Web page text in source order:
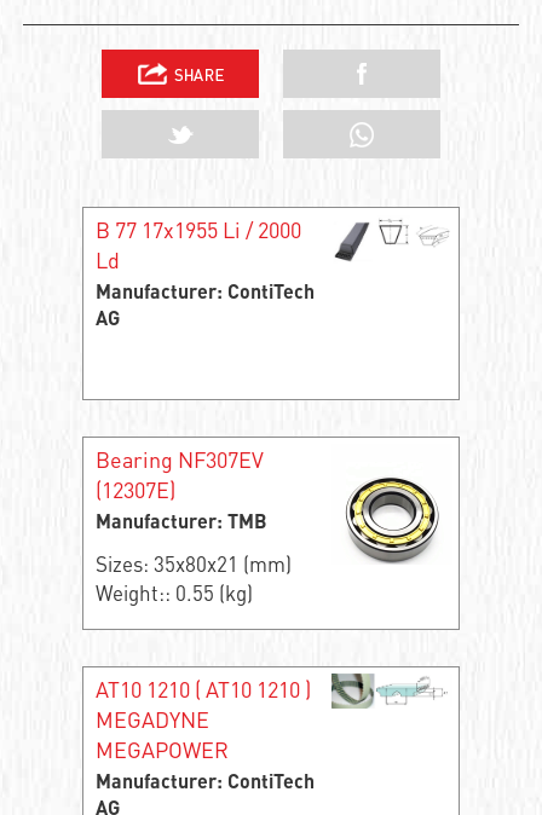
B 77 17x1955 Li / 2000
Ld
Manufacturer: ContiTech
AG
Bearing NF307EV
(12307E)
Manufacturer: TMB
Sizes: 35x80x21 (mm)
Weight:: 0.55 (kg)
AT10 1210 ( АТ10 1210 )
MEGADYNE
MEGAPOWER
Manufacturer: ContiTech
AG